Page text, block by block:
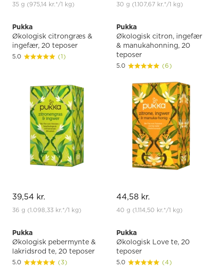
35 g (975,14 kr.*/1 kg) 30 g (1.107,67 kr.*/1 kg)
Pukka
Økologisk citrongræs &
ingefær, 20 teposer
5.0 (1)
39,54 kr.
36 g (1.098,33 kr.*/1 kg)
Pukka
Økologisk citron, ingefær
& manukahonning, 20
teposer
5.0 (6)
44,58 kr.
40 g (1.114,50 kr.*/1 kg)
Pukka
Økologisk pebermynte &
lakridsrod te, 20 teposer
5.0 (3)
Pukka
Økologisk Love te, 20
teposer
5.0 (4)